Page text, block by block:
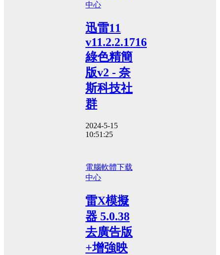
中心
迅雷11
v11.2.2.1716
綠色精簡
版v2 - 奈
斯科技社
群
2024-5-15
10:51:25
電腦軟體下载
中心
雷X模擬
器 5.0.38
去廣告版
+增強映